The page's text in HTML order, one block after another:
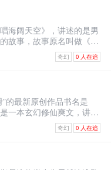
后是小区内的湖泊。 清
他攥紧拳头：“小飞，
“你还在九泉之下等着那畜
，耳边传来一阵阵车声。
迎着小区保安震惊的目光
久后，停在秦萧所在的凉
一位，乃是曾经秦萧从路
，监察司龙国分组组长，
理确认的，证明确实有这
怎么会有这么高级的会
方天仇，下一秒人家就拿
的脸顿时感觉火辣辣的
话锋扭转：“但是至尊黑
放不超过三张，每一个拥
的将至尊卡摔在地上，
者地卡他可能还不一定会
的是皇朝集团最顶级的至
都见过，那各个都是气势
仇这寒酸样，也配？ 这
这一反转再次惊呆众人。
有假。” 方天仇的话一
久，竟然完全不知太子萧
，他感到了胆寒，要杀萧
赵皇活不了了，护卫就算
能苟延残喘熬个几天。所
最快速度赶到了祁江郡。
所以他一定还未离开皇
了，才会离开。而他东去
加上如今百姓都是西去，
岸盯着，自然会有结果！
水军匆匆来报：“回禀都统
面不远处的江边租了两艘
高手！属下不敢轻举妄
眼前一亮，守了这几天，
弱，呼吸时有时无。 这时
半口气的杨辰，心急如
声：“大统领，赵无极亲
！” “什么？”无法怒道。
人挟持，要入宫面圣，解
下！陛下！”江贵妃焦急
已经没有了呼吸，口鼻开
龙卫去拦住赵无极，决
陛下续命！”无法焦急喝
，汹涌如海潮一般的内力
龙卫，冲出御书房。 皇
战作一团。 皇宫之中有
爷爷震惊，此后经常问他
怪，一边给他答案。直到
他是朱元璋！ 《狐狸变作
幕，朱寿不由开口
惊恐，嘴唇哆嗦，话都说
能说话，却也是颤颤巍巍地
这两个护院的身体素质
，腿竟又麻了。 看来，
悍的卫队了。 “那两位就
这时，一个下人在门外大
了！” “老头子，你坐着，
儿的话，你们两个听到了
海阔天空》，讲述的是男
故事，故事原名叫做《重
大王”编写完成的优秀男
点击率非常高，精彩内
他竟然重生了，重生回
为何，他重生的世界似乎
曲全都消失不见了。开局
所有人。重活一世，他立
大明星，功成名就！ 《穿
这首歌在前世有两个版
，便好评如潮。 歌曲用
致的演绎出了一个底层小
奇幻 0 人在追
的最新原创作品书名是
一本玄幻修仙爽文，讲述
本站提供无弹窗版阅读网
：修仙大陆奇才横生，柴
，尽管当上了天元宗九位
基之后，十年间再未有过
奇幻 0 人在追